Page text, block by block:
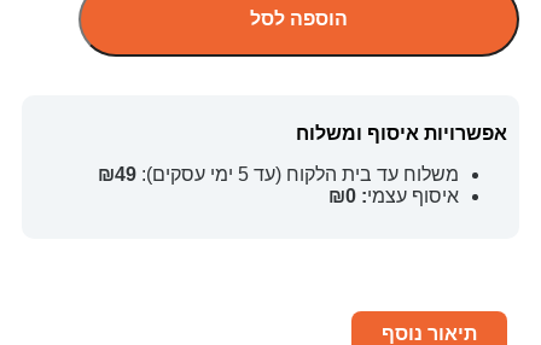
הוספה לסל
אפשרויות איסוף ומשלוח
משלוח עד בית הלקוח (עד 5 ימי עסקים):
איסוף עצמי: ₪0
תיאור נוסף